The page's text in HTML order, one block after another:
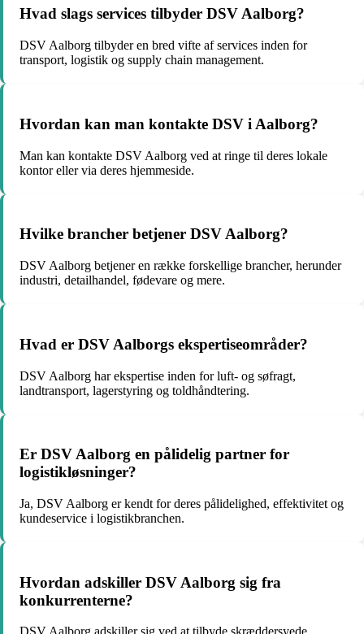
Hvad slags services tilbyder DSV Aalborg?
DSV Aalborg tilbyder en bred vifte af services inden for
transport, logistik og supply chain management.
Hvordan kan man kontakte DSV i Aalborg?
Man kan kontakte DSV Aalborg ved at ringe til deres lokale
kontor eller via deres hjemmeside.
Hvilke brancher betjener DSV Aalborg?
DSV Aalborg betjener en række forskellige brancher, herunder
industri, detailhandel, fødevare og mere.
Hvad er DSV Aalborgs ekspertiseområder?
DSV Aalborg har ekspertise inden for luft- og søfragt,
landtransport, lagerstyring og toldhåndtering.
Er DSV Aalborg en pålidelig partner for
logistikløsninger?
Ja, DSV Aalborg er kendt for deres pålidelighed, effektivitet og
kundeservice i logistikbranchen.
Hvordan adskiller DSV Aalborg sig fra
konkurrenterne?